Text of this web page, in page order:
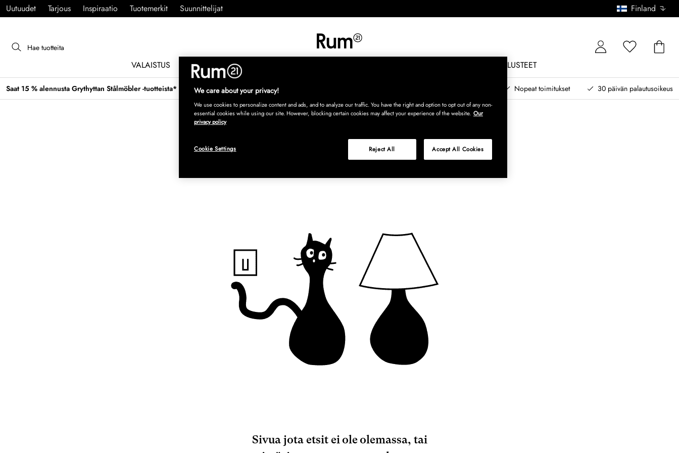
Uutuudet Tarjous Inspiraatio Tuotemerkit Suunnittelijat Finland
VALAISTUS HUONEKALUT ULKOKALUSTEET
Saat 15 % alennusta Grythyttan Stålmöbler -tuotteista* → Nopeat toimitukset 30 päivän palautusoikeus
Sivua jota etsit ei ole olemassa, tai
We care about your privacy!
We use cookies to personalize content and ads, and to analyze our traffic. You have the right and option to opt out of any non-
essential cookies while using our site. However, blocking certain cookies may affect your experience of the website. Our
privacy policy
Reject All Accept All Cookies
Cookie Settings